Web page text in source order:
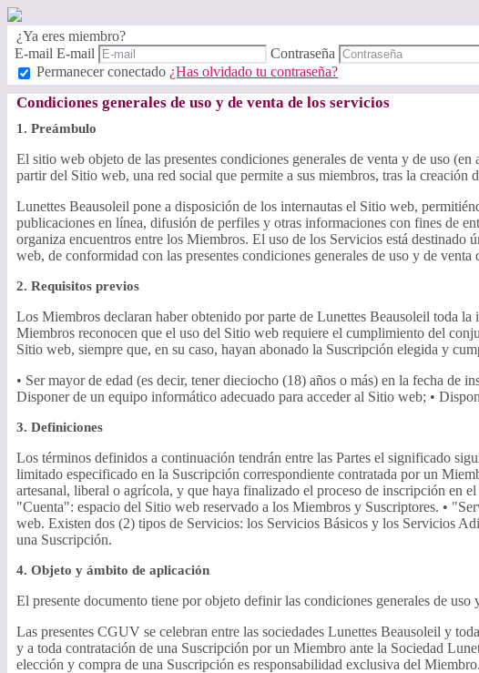
¿Ya eres miembro?
E-mail E-mail Contraseña
Permanecer conectado ¿Has olvidado tu contraseña?
Condiciones generales de uso y de venta de los servicios
1. Preámbulo
El sitio web objeto de las presentes condiciones generales de venta y de uso
partir del Sitio web, una red social que permite a sus miembros, tras la
Lunettes Beausoleil pone a disposición de los internautas el Sitio web,
publicaciones en línea, difusión de perfiles y otras informaciones con fines de
organiza encuentros entre los Miembros. El uso de los Servicios está
web, de conformidad con las presentes condiciones generales de uso y de
2. Requisitos previos
Los Miembros declaran haber obtenido por parte de Lunettes Beausoleil toda
Miembros reconocen que el uso del Sitio web requiere el cumplimiento del
Sitio web, siempre que, en su caso, hayan abonado la Suscripción elegida y
• Ser mayor de edad (es decir, tener dieciocho (18) años o más) en la fecha
Disponer de un equipo informático adecuado para acceder al Sitio web; •
3. Definiciones
Los términos definidos a continuación tendrán entre las Partes el significado
limitado especificado en la Suscripción correspondiente contratada por un
artesanal, liberal o agrícola, y que haya finalizado el proceso de inscripción en
"Cuenta": espacio del Sitio web reservado a los Miembros y Suscriptores. •
web. Existen dos (2) tipos de Servicios: los Servicios Básicos y los Servicios
una Suscripción.
4. Objeto y ámbito de aplicación
El presente documento tiene por objeto definir las condiciones generales de
Las presentes CGUV se celebran entre las sociedades Lunettes Beausoleil y
y a toda contratación de una Suscripción por un Miembro ante la Sociedad
elección y compra de una Suscripción es responsabilidad exclusiva del Miembro.